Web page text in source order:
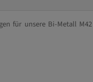
für unsere Bi-Metall M42